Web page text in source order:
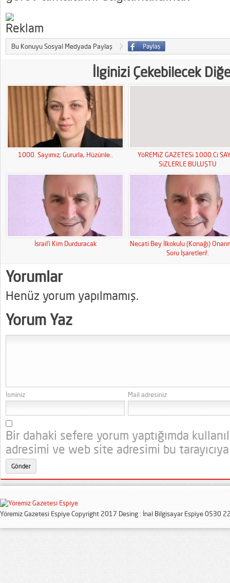
Bu Konuyu Sosyal Medyada Paylaş
İlginizi Çekebilecek
1000. Sayımız; Gururla, Hüzünle..
YöREMiZ GAZETESi 1000.Ci
SiZLERLE BULUŞTU
İsrail’i Kim Durduracak
Necati Bey İlkokulu (Konağı)
Soru İşaretleri!.
Yorumlar
Henüz yorum yapılmamış.
Yorum Yaz
İsminiz Mail adresiniz
Bir dahaki sefere yorum yaptığımda
adresimi ve web site adresimi bu
Yöremiz Gazetesi Espiye Copyright 2017 Desing : İnal Bilgisayar Espiye 0530